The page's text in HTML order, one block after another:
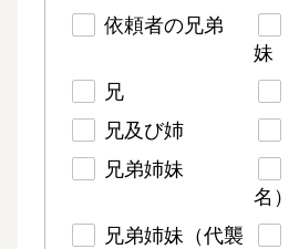
依頼者の兄弟
妹
兄
兄及び姉
兄弟姉妹
名）
兄弟姉妹（代襲